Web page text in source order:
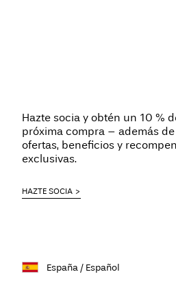
Hazte socia y obtén un 10 %
próxima compra – además
ofertas, beneficios y
exclusivas.
HAZTE SOCIA
España / Español